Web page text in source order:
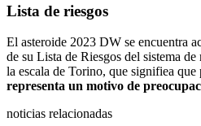
Lista de riesgos
El asteroide 2023 DW se encuentra
de su Lista de Riesgos del sistema
la escala de Torino, que signifiea que
representa un motivo de
noticias relacionadas